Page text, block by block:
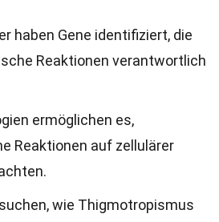
haben Gene identifiziert, die
Reaktionen verantwortlich
ermöglichen es,
Reaktionen auf zellulärer
wie Thigmotropismus